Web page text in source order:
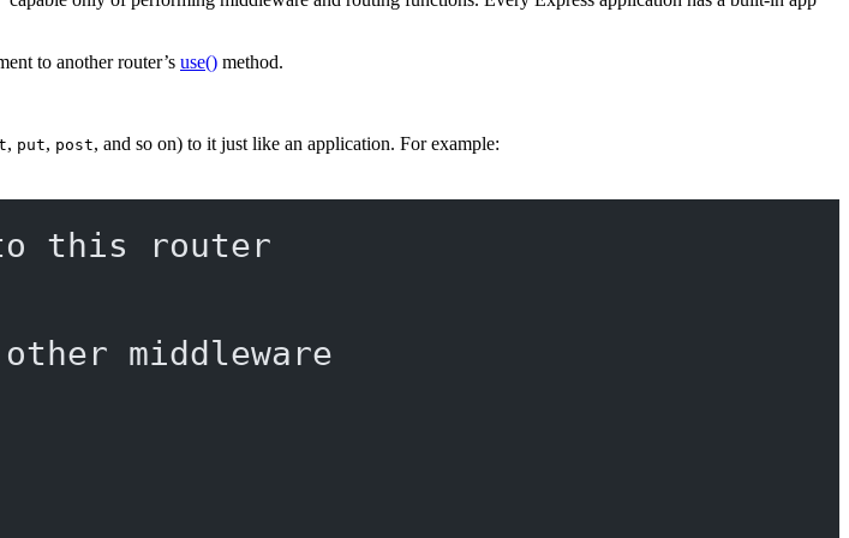
to another router’s use() method.
, put, post, and so on) to it just like an application. For example:
this router
middleware